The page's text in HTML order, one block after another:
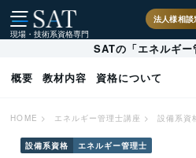
現場・技術系資格専門
法人様相
SATの「エネルギー
概要
教材内容 資格について
HOME > エネルギー管理士講座 > 設備系資
設備系資格 エネルギー管理士